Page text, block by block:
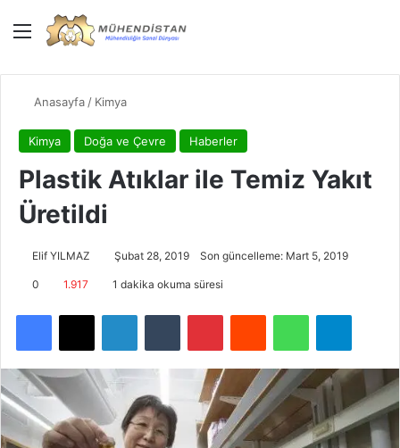
Menü
Anasayfa / Kimya
Kimya Doğa ve Çevre Haberler
Plastik Atıklar ile Temiz Yakıt
Üretildi
Elif YILMAZ Şubat 28, 2019 Son güncelleme: Mart 5, 2019
0 1.917 1 dakika okuma süresi
Facebook
X LinkedInTumblr PinterestReddit WhatsApp